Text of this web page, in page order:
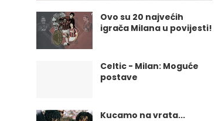
Ovo su 20 najvećih
igrača Milana u povijesti!
Celtic - Milan: Moguće
postave
Kucamo na vrata...